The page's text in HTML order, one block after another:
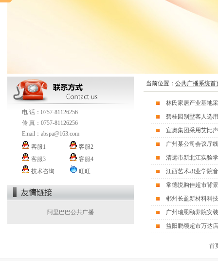
电 话：0757-81126256
传 真：0757-81126256
Email： abspa@163.com
客服1
客服2
客服3
客服4
技术咨询
旺旺
阿里巴巴公共广播
当前位置： 公共广播系统首
林氏家居产业基地
碧桂园别墅客人选
宜奥集团采用艾比
广州某公司会议厅
清远市新北江实验
江西艺术职业学院
常德悦购佳超市背
郴州长盈新材料科
广州瑞恩颐养院安
益阳鹏颂超市万达
首